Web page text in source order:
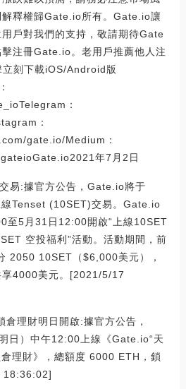
解釋權歸Gate.io所有。Gate.io讓
戶對我們的支持，敬請期待Gate
注冊Gate.io。老用戶推薦他人注
刻下載iOS/Android版
：
：
gate.io/Medium：
年7月2日
易:據官方公告，Gate.io將于
Tenset (10SET)交易。Gate.io
至5月31日12:00開啟“上線10SET
空投福利”活動。活動期間，前
2050 10SET（$6,000美元），
享4000美元。[2021/5/17
理財明日開啟:據官方公告，
日）中午12:00上線《Gate.io“天
理財》，總額度 6000 ETH，鎖
18:36:02]